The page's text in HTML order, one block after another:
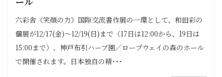
六彩舎《笑顔の力》国際交流書作展の一環として、和田彩の
個展が12/17(金)〜12/19(日)まで（17日は12:00から、19日は
15:00まで）、神戸布引ハーブ園／ロープウェイの森のホール
で開催されます。日本独自の精･･･